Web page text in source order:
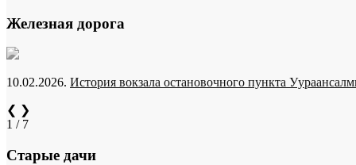
Железная дорога
10.02.2026. История вокзала остановочного пункта
❮ ❯
1 / 7
Старые дачи